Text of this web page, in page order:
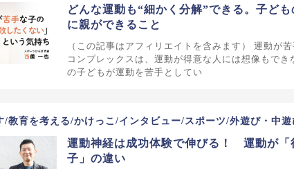
どんな運動も“細かく分解”できる。子ど
に親ができること
（この記事はアフィリエイトを含みます） 運動が
コンプレックスは、運動が得意な人には想像もでき
の子どもが運動を苦手としてい
/教育を考える/かけっこ/インタビュー/スポーツ/外遊び・中遊
運動神経は成功体験で伸びる！ 運動が「
子」の違い